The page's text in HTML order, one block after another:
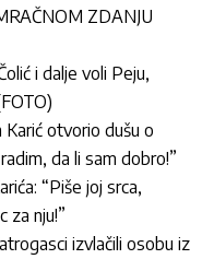
ZDANJU
i dalje voli Peju,
otvorio dušu o
da li sam dobro!”
“Piše joj srca,
za nju!”
izvlačili osobu iz